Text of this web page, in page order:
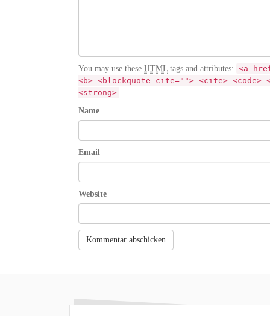
You may use these HTML tags and attributes: <a
<b> <blockquote cite=""> <cite>
<strong>
Name
Email
Website